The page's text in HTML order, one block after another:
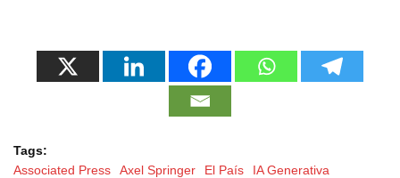
Tags:
Associated Press
Axel Springer El País
IA Generativa